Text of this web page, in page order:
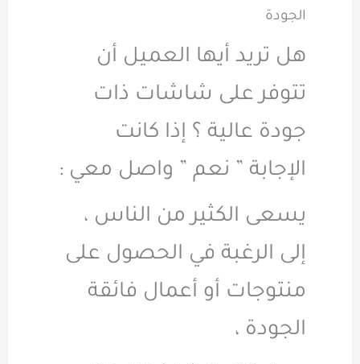
الجودة
هل تريد أيها العميل أن
تتوفر على شاشات ذات
جودة عالية ؟ إذا كانت
الإجابة ” نعم ” واصل معي :
يسعى الكثير من الناس ،
إلى الرغبة في الحصول على
منتوجات أو أعمال فائقة
الجودة ،